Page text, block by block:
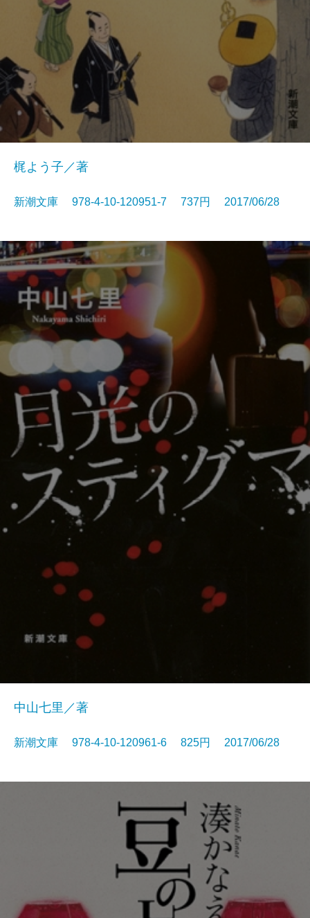
梶よう子／著
新潮文庫 978-4-10-120951-7 737円 2017/06/28
中山七里／著
新潮文庫 978-4-10-120961-6 825円 2017/06/28